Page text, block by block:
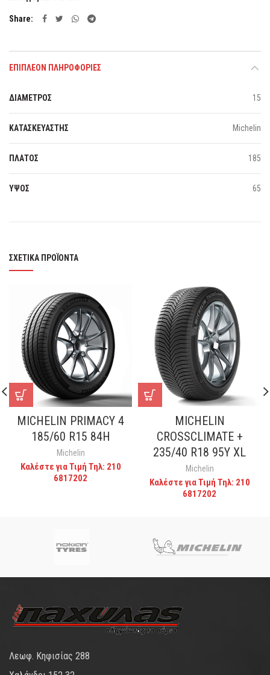
Share
ΕΠΙΠΛΈΟΝ ΠΛΗΡΟΦΟΡΊΕΣ
ΔΙΑΜΕΤΡΟΣ 15
ΚΑΤΑΣΚΕΥΑΣΤΗΣ Michelin
ΠΛΑΤΟΣ 185
ΥΨΟΣ 65
ΣΧΕΤΙΚΆ ΠΡΟΪΌΝΤΑ
MICHELIN PRIMACY 4
185/60 R15 84H
Michelin
Καλέστε για Τιμή Τηλ: 210
6817202
MICHELIN
CROSSCLIMATE +
235/40 R18 95Y XL
Michelin
Καλέστε για Τιμή Τηλ: 210
6817202
Λεωφ. Κηφισίας 288